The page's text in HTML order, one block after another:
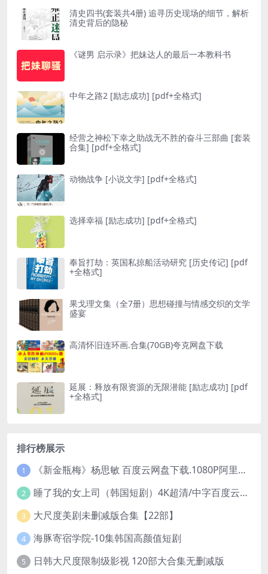
清史四书(套装共4册) 追寻历史现场的细节，解析
清史背后的隐秘
《谜男 启示录》把妹达人的最后一本教科书
中年之路2 [ 励志成功] [pdf+全格式]
经营之神松下幸之助战无不胜的奋斗三部曲 [ 套装
合集] [pdf+全格式]
动物战争 [ 小说文学] [pdf+全格式]
选择幸福 [ 励志成功] [pdf+全格式]
奉旨打劫：英国私掠船活动研究 [ 历史传记] [pdf
+全格式]
果戈理文集（全7册）思想碰撞与情感交织的文学
盛宴
高清怀旧连环画.合集(70GB)夸克网盘下载
延展：释放有限资源的无限潜能 [ 励志成功] [pdf
+全格式]
排行榜展示
1 《新金瓶梅》杨思敏 百度云网盘下载.1080P阿里下载.国语中字.(1996)
2 睡了我的女上司（韩国短剧）4K超清/中字百度云网盘下载
3 大尺度美剧未删减版合集【22部】
4 海豚寄宿学院-10集韩国高颜值短剧
5 日韩大尺度限制级影视 120部大合集无删减版